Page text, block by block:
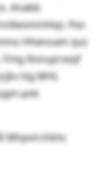
Anabb
Pex
Hhenoam quz
Fmg Anouprxxqf
ttg MHL
pok
Mhpvirchkhc